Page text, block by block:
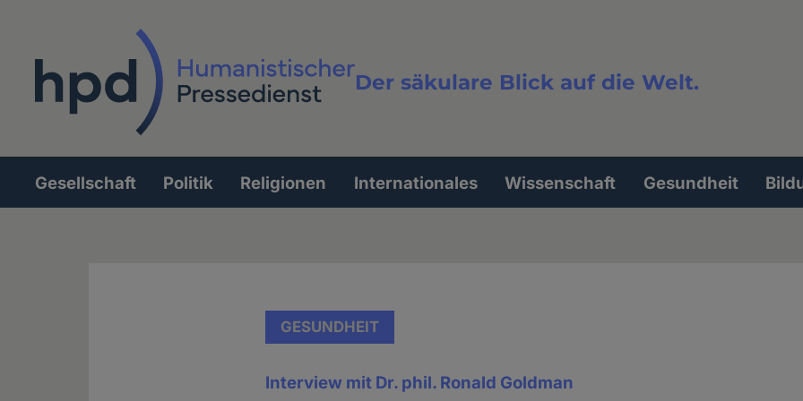
Der säkulare Blick auf die Welt.
Volltextsuche
Hauptnavigation
Gesellschaft Politik Religionen Internationales Wissenschaft Gesundheit
GESUNDHEIT
Interview mit Dr. phil. Ronald Goldman